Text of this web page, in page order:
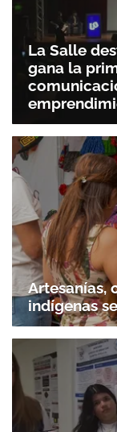
La Salle
gana la
Artesanías,
indígenas